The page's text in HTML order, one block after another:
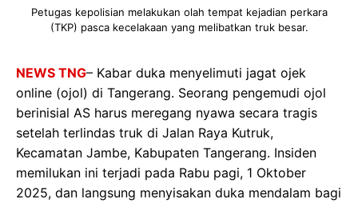
Petugas kepolisian melakukan olah tempat kejadian perkara
(TKP) pasca kecelakaan yang melibatkan truk besar.
NEWS TNG– Kabar duka menyelimuti jagat ojek
online (ojol) di Tangerang. Seorang pengemudi ojol
berinisial AS harus meregang nyawa secara tragis
setelah terlindas truk di Jalan Raya Kutruk,
Kecamatan Jambe, Kabupaten Tangerang. Insiden
memilukan ini terjadi pada Rabu pagi, 1 Oktober
2025, dan langsung menyisakan duka mendalam bagi